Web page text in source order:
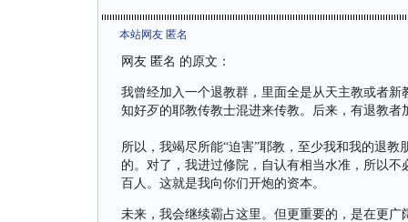
本站网友 匿名
网友 匿名 的原文：
我曾经加入一个退教群，里面全是从天主教或者
知好歹的耶教传教士混进来传教。后来，有退教
所以，我竭尽所能“迫害”耶教，至少我和我的退
的。对了，我进过修院，自认有相当水准，所以
百人。这就是我向你们开炮的资本。
未来，我会继续霸占这里。但更重要的，是在更